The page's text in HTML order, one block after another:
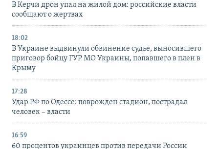
В Керчи дрон упал на жилой дом: российские власти
сообщают о жертвах
18:02
В Украине выдвинули обвинение судье, выносившего
приговор бойцу ГУР МО Украины, попавшего в плен в
Крыму
17:28
Удар РФ по Одессе: поврежден стадион, пострадал
человек – власти
16:59
60 процентов украинцев против передачи России